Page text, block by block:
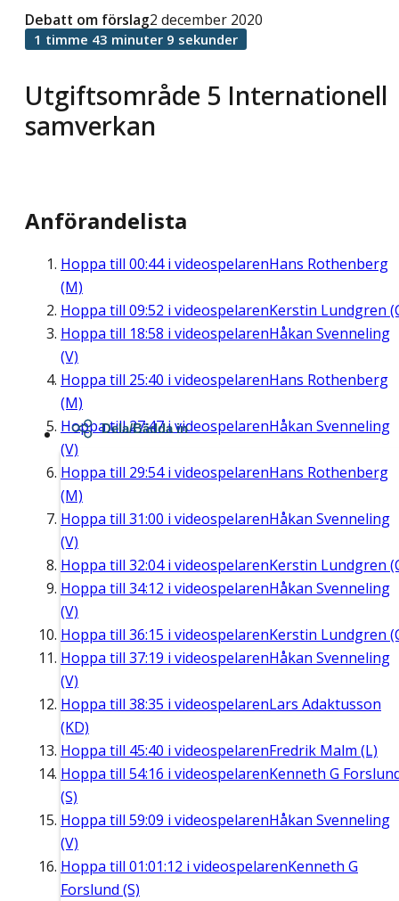
Utgiftsområde 5 Internationell
samverkan
Debatt om förslag2 december 2020
1 timme 43 minuter 9 sekunder
Anförandelista
Hoppa till 00:44i videospelarenHans Rothenberg
(M)
Hoppa till 09:52 i videospelarenKerstin Lundgren
Hoppa till 18:58 i videospelarenHåkan Svenneling
(V)
Hoppa till 25:40 i videospelarenHans Rothenberg
(M)
Hoppa till27:47i videospelarenHåkan Svenneling
(V)
Hoppa till 29:54i videospelarenHans Rothenberg
(M)
Hoppa till 31:00 i videospelarenHåkan Svenneling
(V)
Hoppa till 32:04i videospelarenKerstin Lundgren
Hoppa till 34:12 i videospelarenHåkan Svenneling
(V)
Hoppa till 36:15 i videospelarenKerstin Lundgren
Hoppa till 37:19 i videospelarenHåkan Svenneling
(V)
Hoppa till 38:35 i videospelarenLars Adaktusson
(KD)
Hoppa till 45:40 i videospelarenFredrik Malm (L)
Hoppa till 54:16 i videospelarenKenneth G
(S)
Hoppa till 59:09 i videospelarenHåkan Svenneling
(V)
Hoppa till 01:01:12 i videospelarenKenneth G
Forslund (S)
Dela/Bädda in